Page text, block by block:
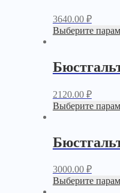
3640.00 ₽
Выберите
2120.00 ₽
Выберите
3000.00 ₽
Выберите